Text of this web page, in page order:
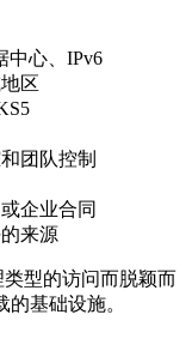
中心、IPv6
区
团队控制
企业合同
来源
型的访问而脱颖而
基础设施。